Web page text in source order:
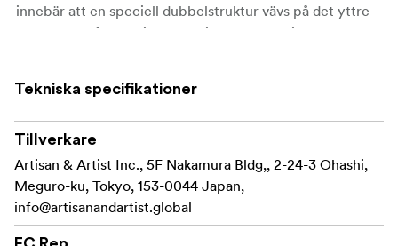
innebär att en speciell dubbelstruktur vävs på det yttre
lagret av en åttafaldig sladd, vilket ger precis rätt mängd
skjutstilar, som att linda den runt handen eller justera
längden genom att knyta knutar. Den vita handsydda
förstärkningen i mitten av läderfästet är en ikonisk
designfunktion för vårt varumärke.
I den här förnyade modellen har materialet i ringen för
kamerafästet ändrats från mässing till rostfritt stål. Detta
förbättrar manövrerbarheten och minskar belastningen
Tekniska specifikationer
Tillverkare
Artisan & Artist Inc., 5F Nakamura Bldg,, 2-24-3 Ohashi,
Meguro-ku, Tokyo, 153-0044 Japan,
info@artisanandartist.global